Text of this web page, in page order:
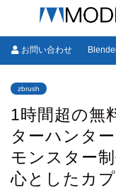
お問い合わせ
zbrush
1時間超の無
ターハンタ
モンスター
心としたカ